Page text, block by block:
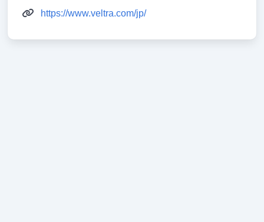
https://www.veltra.com/jp/